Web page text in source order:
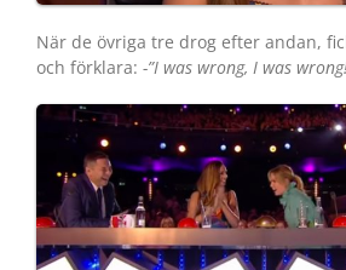
När de övriga tre drog efter andan,
och förklara: -”I was wrong, I was